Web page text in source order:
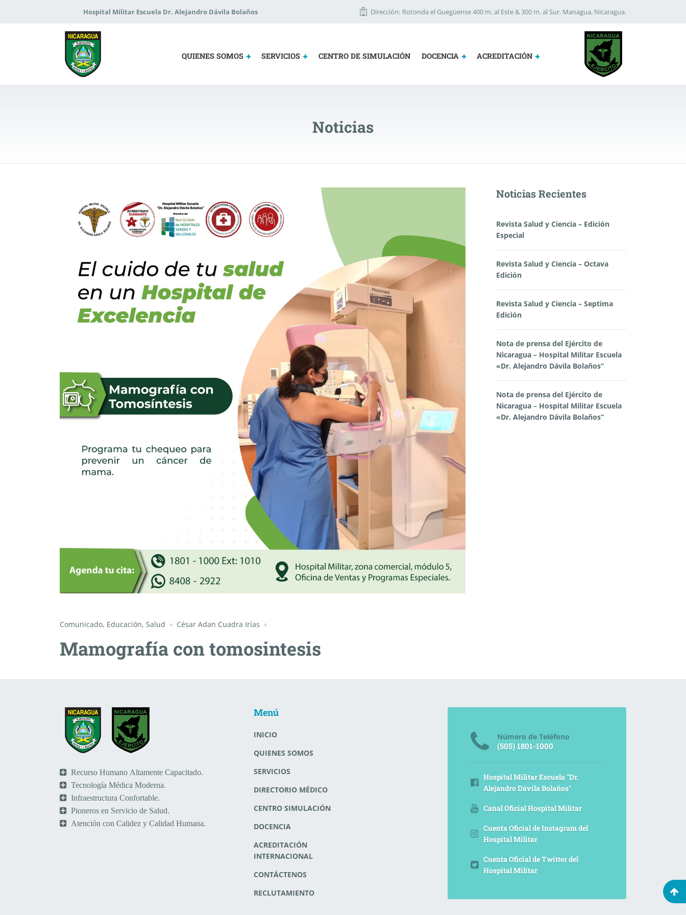
Hospital Militar Escuela Dr. Alejandro Dávila Bolaños Dirección: Rotonda el Guegüense 400 m. al Este & 300 m. al Sur. Managua, Nicaragua.
QUIENES SOMOS SERVICIOS CENTRO DE SIMULACIÓN DOCENCIA ACREDITACIÓN
Noticias
Comunicado, Educación, Salud César Adan Cuadra Irías
Mamografía con tomosintesis
Noticias Recientes
Revista Salud y Ciencia – Edición
Especial
Revista Salud y Ciencia – Octava
Edición
Revista Salud y Ciencia – Septima
Edición
Nota de prensa del Ejército de
Nicaragua – Hospital Militar Escuela
«Dr. Alejandro Dávila Bolaños”
Nota de prensa del Ejército de
Nicaragua – Hospital Militar Escuela
«Dr. Alejandro Dávila Bolaños”
Recurso Humano Altamente Capacitado.
Tecnología Médica Moderna.
Infraestructura Confortable.
Pioneros en Servicio de Salud.
Atención con Calidez y Calidad Humana.
Menú
INICIO
QUIENES SOMOS
SERVICIOS
DIRECTORIO MÉDICO
CENTRO SIMULACIÓN
DOCENCIA
ACREDITACIÓN
INTERNACIONAL
CONTÁCTENOS
RECLUTAMIENTO
Número de Teléfono
(505) 1801-1000
Hospital Militar Escuela "Dr.
Alejandro Dávila Bolaños"
Canal Oficial Hospital Militar
Cuenta Oficial de Instagram del
Hospital Militar
Cuenta Oficial de Twitter del
Hospital Militar